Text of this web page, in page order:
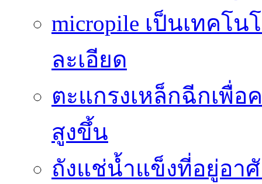
micropile เป็นเทคโ
ละเอียด
ตะแกรงเหล็กฉีกเพื่
สูงขึ้น
ถังแช่น้ำแข็งที่อยู่อา